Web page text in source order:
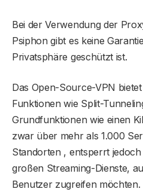
Bei der Verwendung der
Psiphon gibt es keine
Privatsphäre geschützt ist.
Das Open-Source-VPN
Funktionen wie Split-
Grundfunktionen wie einen
zwar über mehr als 1.000
Standorten , entsperrt
großen Streaming-Dienste,
Benutzer zugreifen möchten.